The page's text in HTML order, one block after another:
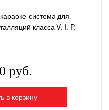
система для
класса V. I. P.
руб.
в корзину